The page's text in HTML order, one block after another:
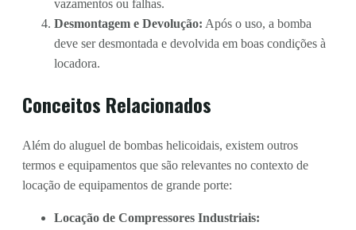
vazamentos ou falhas.
Desmontagem e Devolução: Após o uso, a bomba
deve ser desmontada e devolvida em boas condições à
locadora.
Conceitos Relacionados
Além do aluguel de bombas helicoidais, existem outros
termos e equipamentos que são relevantes no contexto de
locação de equipamentos de grande porte:
Locação de Compressores Industriais: